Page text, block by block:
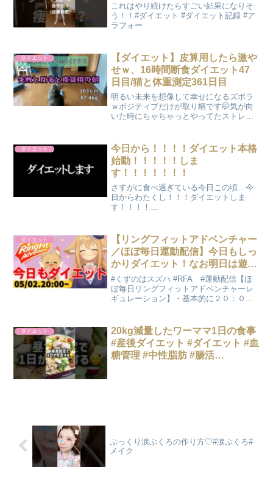
これはやり続けたらすごい結果になりそ
う！！#ダイエット #ダイエット記録 #ア
ラフォー
ダイエット
【ダイエット】皮算用したら激や
せｗ、16時間断食ダイエット47
日目/猫と体重測定361日目
明るい未来を想像して幸せになるズボラ
ｗポジティブだけが取り柄です🤭気が向
いた時にちゃちゃっとやってたストレッ
#16時間断食#ダイエット#ストレッチ#リ
バウンド#ツンデ...
ダイエット
今日から！！！！ダイエット本格
始動！！！！！しま
す！！！！！！！
さすがに食べ過ぎている今日この頃…今
日からわたくし！！！ダイエットしま
す！！！！
Twitterアカウント（main）☞（sub）
☞・お仕事のご依頼やご連絡はこちらま
で。...
ダイエット
【リングフィットアドベンチャー
／ほぼ毎日運動配信】今日もしっ
かりダイエット！なお明日は遊び
に行くのでお休み！【#なまスズ
ハ 】
#くずのはスズハ #RFA #運動配信【ほ
ぼ毎日リングフィットアドベンチャーレ
ギュレーション】・基本的に２０：００
ごーく忙しいかったり体調悪かったりす
ると休むよ・配信は...
ダイエット
20kg減量したワーママ1日の食事
#産後ダイエット #ダイエット #血
糖管理 #中性脂肪 #腸活
ぷっくり涙ぶくろの作り方♡#涙ぶくろ#
メイク